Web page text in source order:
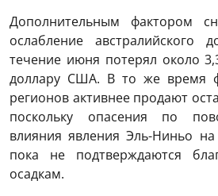
Дополнительным фактором
ослабление австралийского
течение июня потерял около
доллару США. В то же время
регионов активнее продают
поскольку опасения по
влияния явления Эль-Ниньо
пока не подтверждаются
осадкам.